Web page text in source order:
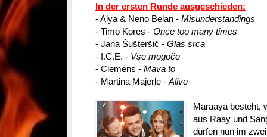
In der ersten Runde ausgeschieden:
- Alya & Neno Belan - Misunderstandings
- Timo Kores - Once too many times
- Jana Šušteršič - Glas srca
- I.C.E. - Vse mogoče
- Clemens - Mava to
- Martina Majerle -Alive
Maraaya besteht,
aus Raay und
dürfen nun im